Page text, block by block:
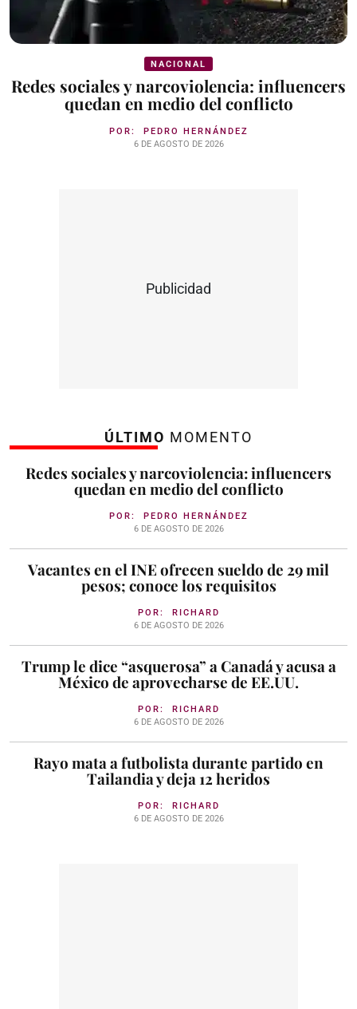
NACIONAL
Redes sociales y narcoviolencia: influencers
quedan en medio del conflicto
POR: PEDRO HERNÁNDEZ
6 DE AGOSTO DE 2026
Publicidad
ÚLTIMO MOMENTO
Redes sociales y narcoviolencia: influencers
quedan en medio del conflicto
POR: PEDRO HERNÁNDEZ
6 DE AGOSTO DE 2026
Vacantes en el INE ofrecen sueldo de 29 mil
pesos; conoce los requisitos
POR: RICHARD
6 DE AGOSTO DE 2026
Trump le dice “asquerosa” a Canadá y acusa a
México de aprovecharse de EE.UU.
POR: RICHARD
6 DE AGOSTO DE 2026
Rayo mata a futbolista durante partido en
Tailandia y deja 12 heridos
POR: RICHARD
6 DE AGOSTO DE 2026